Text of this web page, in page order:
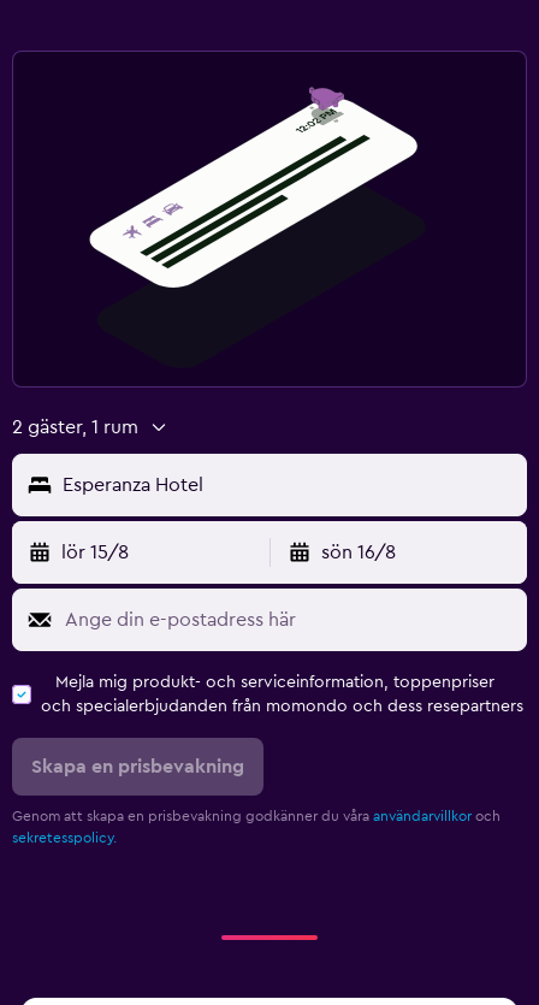
2 gäster, 1 rum
Esperanza Hotel
lör 15/8 sön 16/8
Mejla mig produkt- och serviceinformation, toppenpriser
och specialerbjudanden från momondo och dess resepartners
Skapa en prisbevakning
Genom att skapa en prisbevakning godkänner du våra användarvillkor och
sekretesspolicy.